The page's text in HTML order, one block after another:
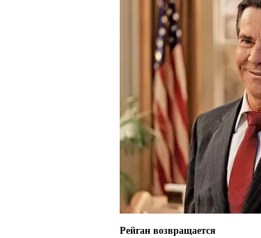
Рейган возвращается